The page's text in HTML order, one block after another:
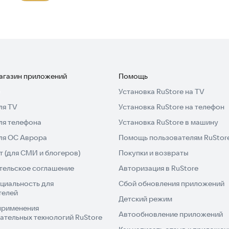
приложений
TV
телефона
ОС Аврора
(для СМИ и блогеров)
соглашение
для
технологий RuStore
Помощь
Установка RuStore на TV
Установка RuStore на телефон
Установка RuStore в машину
Помощь пользователям
Покупки и возвраты
Авторизация в RuStore
Сбой обновления приложений
Детский режим
Автообновление приложений